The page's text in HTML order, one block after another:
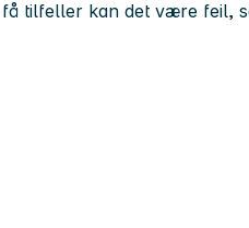
tilfeller kan det være feil,